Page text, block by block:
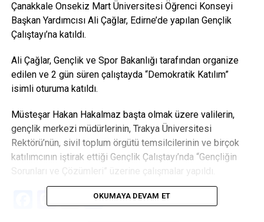
Çanakkale Onsekiz Mart Üniversitesi Öğrenci Konseyi
Başkan Yardımcısı Ali Çağlar, Edirne’de yapılan Gençlik
Çalıştayı’na katıldı.
Ali Çağlar, Gençlik ve Spor Bakanlığı tarafından organize
edilen ve 2 gün süren çalıştayda “Demokratik Katılım”
isimli oturuma katıldı.
Müsteşar Hakan Hakalmaz başta olmak üzere valilerin,
gençlik merkezi müdürlerinin, Trakya Üniversitesi
Rektörü’nün, sivil toplum örgütü temsilcilerinin ve birçok
katılımcının iştirak ettiği Gençlik Çalıştayı’nda “Gençliğin
Sorunları ve Çözümleri” üzerine çalışmalar yapıldı.
Facebook
Mastodon
EmailShare
OKUMAYA DEVAM ET